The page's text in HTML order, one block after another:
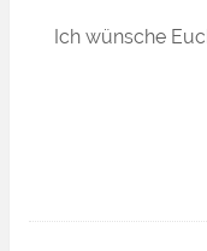
Ich wünsche